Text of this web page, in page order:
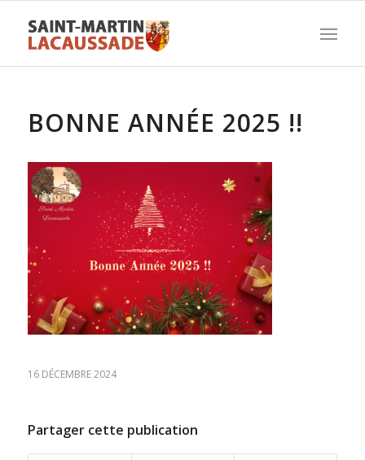
BONNE ANNÉE 2025 !!
16 DÉCEMBRE 2024
Partager cette publication